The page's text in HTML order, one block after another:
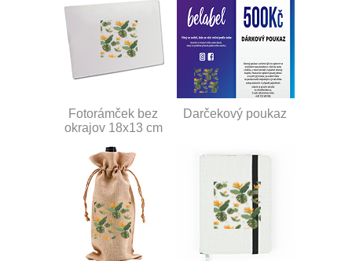
Fotorámček bez
okrajov 18x13 cm
Darčekový poukaz